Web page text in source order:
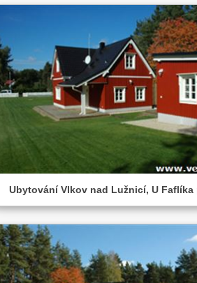
Ubytování Vlkov nad Lužnicí, U Faflíka